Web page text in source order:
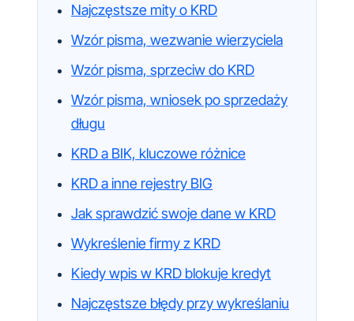
Najczęstsze mity o KRD
Wzór pisma, wezwanie wierzyciela
Wzór pisma, sprzeciw do KRD
Wzór pisma, wniosek po sprzedaży
długu
KRD a BIK, kluczowe różnice
KRD a inne rejestry BIG
Jak sprawdzić swoje dane w KRD
Wykreślenie firmy z KRD
Kiedy wpis w KRD blokuje kredyt
Najczęstsze błędy przy wykreślaniu